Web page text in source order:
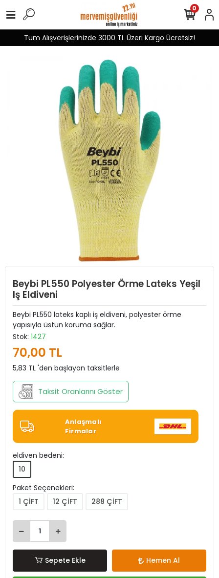
Tüm Alışverişlerinizde 3000 TL Üzeri Kargo Ücretsiz!
0
Beybi PL550 Polyester Örme Lateks Yeşil
Iş Eldiveni
Beybi PL550 lateks kaplı iş eldiveni, polyester örme
yapısıyla üstün koruma sağlar.
Stok: 1427
70,00 TL
5,83 TL 'den başlayan taksitlerle
Taksit Oranlarını Göster
Anlaşmalı
Firmalar
eldiven bedeni:
10
Paket Seçenekleri:
1 ÇİFT
12 ÇİFT 288 ÇİFT
Sepete Ekle Hemen Al